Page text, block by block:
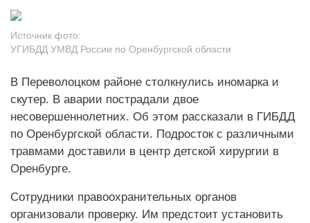
Источник фото:
УГИБДД УМВД России по Оренбургской области
В Переволоцком районе столкнулись иномарка и
скутер. В аварии пострадали двое
несовершеннолетних. Об этом рассказали в ГИБДД
по Оренбургской области. Подросток с различными
травмами доставили в центр детской хирургии в
Оренбурге.
Сотрудники правоохранительных органов
организовали проверку. Им предстоит установить